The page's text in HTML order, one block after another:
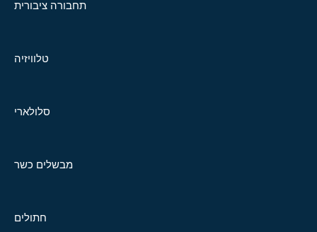
תחבורה ציבורית
טלוויזיה
סלולארי
מבשלים כשר
חתולים